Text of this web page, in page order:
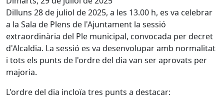
Dilluns 28 de juliol de 2025, a les 13.00 h, es va celebrar
a la Sala de Plens de l'Ajuntament la sessió
extraordinària del Ple municipal, convocada per decret
d'Alcaldia. La sessió es va desenvolupar amb normalitat
i tots els punts de l'ordre del dia van ser aprovats per
majoria.
L'ordre del dia incloïa tres punts a destacar: